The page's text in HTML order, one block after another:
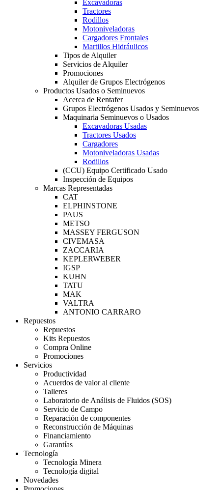
Excavadoras
Tractores
Rodillos
Motoniveladoras
Cargadores Frontales
Martillos Hidráulicos
Tipos de Alquiler
Servicios de Alquiler
Promociones
Alquiler de Grupos Electrógenos
Productos Usados o Seminuevos
Acerca de Rentafer
Grupos Electrógenos Usados y Seminuevos
Maquinaria Seminuevos o Usados
Excavadoras Usadas
Tractores Usados
Cargadores
Motoniveladoras Usadas
Rodillos
(CCU) Equipo Certificado Usado
Inspección de Equipos
Marcas Representadas
CAT
ELPHINSTONE
PAUS
METSO
MASSEY FERGUSON
CIVEMASA
ZACCARIA
KEPLERWEBER
IGSP
KUHN
TATU
MAK
VALTRA
ANTONIO CARRARO
Repuestos
Repuestos
Kits Repuestos
Compra Online
Promociones
Servicios
Productividad
Acuerdos de valor al cliente
Talleres
Laboratorio de Análisis de Fluidos (SOS)
Servicio de Campo
Reparación de componentes
Reconstrucción de Máquinas
Financiamiento
Garantías
Tecnología
Tecnología Minera
Tecnología digital
Novedades